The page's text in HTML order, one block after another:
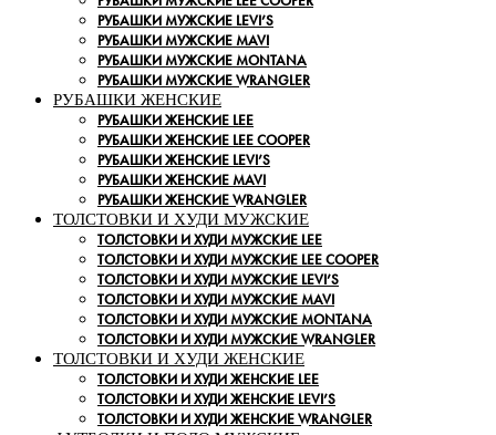
РУБАШКИ МУЖСКИЕ LEVI’S
РУБАШКИ МУЖСКИЕ MAVI
РУБАШКИ МУЖСКИЕ MONTANA
РУБАШКИ МУЖСКИЕ WRANGLER
РУБАШКИ ЖЕНСКИЕ
РУБАШКИ ЖЕНСКИЕ LEE
РУБАШКИ ЖЕНСКИЕ LEE COOPER
РУБАШКИ ЖЕНСКИЕ LEVI’S
РУБАШКИ ЖЕНСКИЕ MAVI
РУБАШКИ ЖЕНСКИЕ WRANGLER
ТОЛСТОВКИ И ХУДИ МУЖСКИЕ
ТОЛСТОВКИ И ХУДИ МУЖСКИЕ LEE
ТОЛСТОВКИ И ХУДИ МУЖСКИЕ LEE COOPER
ТОЛСТОВКИ И ХУДИ МУЖСКИЕ LEVI’S
ТОЛСТОВКИ И ХУДИ МУЖСКИЕ MAVI
ТОЛСТОВКИ И ХУДИ МУЖСКИЕ MONTANA
ТОЛСТОВКИ И ХУДИ МУЖСКИЕ WRANGLER
ТОЛСТОВКИ И ХУДИ ЖЕНСКИЕ
ТОЛСТОВКИ И ХУДИ ЖЕНСКИЕ LEE
ТОЛСТОВКИ И ХУДИ ЖЕНСКИЕ LEVI’S
ТОЛСТОВКИ И ХУДИ ЖЕНСКИЕ WRANGLER